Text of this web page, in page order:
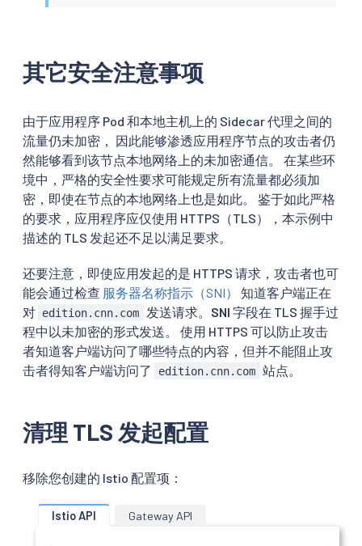
其它安全注意事项
由于应用程序 Pod 和本地主机上的 Sidecar 代理之间的
流量仍未加密， 因此能够渗透应用程序节点的攻击者仍
然能够看到该节点本地网络上的未加密通信。 在某些环
境中，严格的安全性要求可能规定所有流量都必须加
密，即使在节点的本地网络上也是如此。 鉴于如此严格
的要求，应用程序应仅使用 HTTPS（TLS），本示例中
描述的 TLS 发起还不足以满足要求。
还要注意，即使应用发起的是 HTTPS 请求，攻击者也可
能会通过检查 服务器名称指示（SNI）
知道客户端正在
对 edition.cnn.com 发送请求。 SNI 字段在 TLS 握手过
程中以未加密的形式发送。 使用 HTTPS 可以防止攻击
者知道客户端访问了哪些特点的内容，但并不能阻止攻
击者得知客户端访问了
edition.cnn.com 站点。
清理 TLS 发起配置
移除您创建的 Istio 配置项：
Istio API Gateway API